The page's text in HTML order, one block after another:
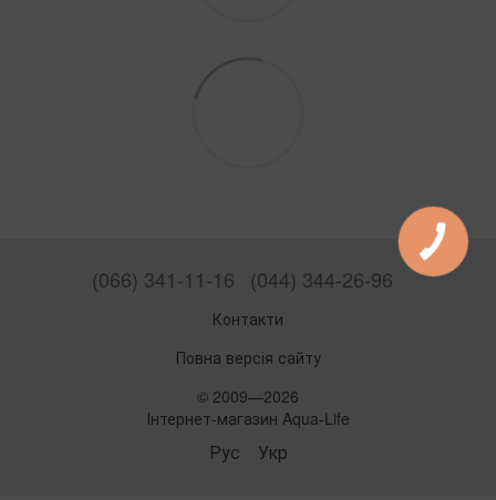
(066) 341-11-16 (044) 344-26-96
Контакти
Повна версія сайту
© 2009—2026
Інтернет-магазин Aqua-Life
Рус Укр